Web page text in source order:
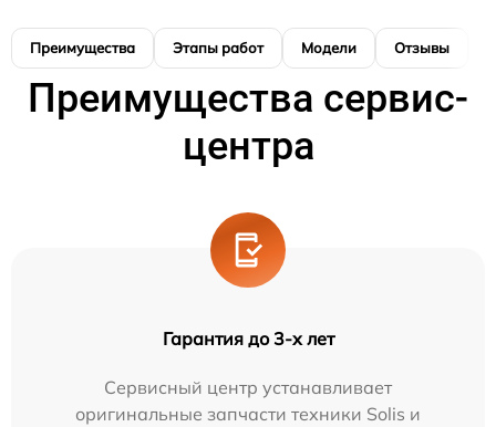
Преимущества Этапы работ Модели Отзывы
Преимущества сервис-
центра
Гарантия до 3-х лет
Сервисный центр устанавливает
оригинальные запчасти техники Solis и